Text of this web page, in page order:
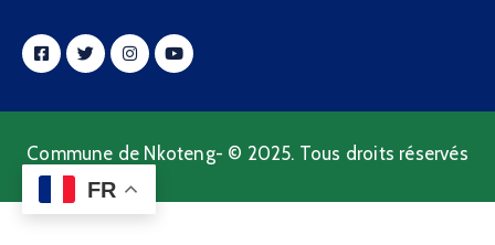
Commune de Nkoteng- © 2025. Tous droits réservés
FR